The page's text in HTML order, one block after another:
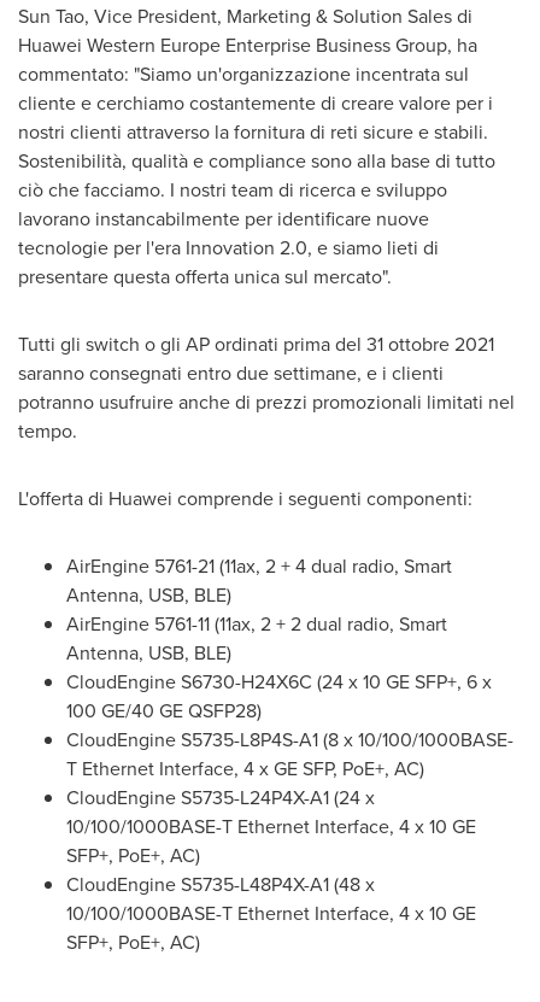
Sun Tao, Vice President, Marketing & Solution Sales di
Huawei Western Europe Enterprise Business Group, ha
commentato: "Siamo un'organizzazione incentrata sul
cliente e cerchiamo costantemente di creare valore per i
nostri clienti attraverso la fornitura di reti sicure e stabili.
Sostenibilità, qualità e compliance sono alla base di tutto
ciò che facciamo. I nostri team di ricerca e sviluppo
lavorano instancabilmente per identificare nuove
tecnologie per l'era Innovation 2.0, e siamo lieti di
presentare questa offerta unica sul mercato".
Tutti gli switch o gli AP ordinati prima del 31 ottobre 2021
saranno consegnati entro due settimane, e i clienti
potranno usufruire anche di prezzi promozionali limitati nel
tempo.
L'offerta di Huawei comprende i seguenti componenti:
AirEngine 5761-21 (11ax, 2 + 4 dual radio, Smart
Antenna, USB, BLE)
AirEngine 5761-11 (11ax, 2 + 2 dual radio, Smart
Antenna, USB, BLE)
CloudEngine S6730-H24X6C (24 x 10 GE SFP+, 6 x
100 GE/40 GE QSFP28)
CloudEngine S5735-L8P4S-A1 (8 x 10/100/1000BASE-
T Ethernet Interface, 4 x GE SFP, PoE+, AC)
CloudEngine S5735-L24P4X-A1 (24 x
10/100/1000BASE-T Ethernet Interface, 4 x 10 GE
SFP+, PoE+, AC)
CloudEngine S5735-L48P4X-A1 (48 x
10/100/1000BASE-T Ethernet Interface, 4 x 10 GE
SFP+, PoE+, AC)